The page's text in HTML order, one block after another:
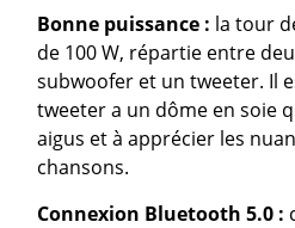
Bonne puissance : la tour
de 100 W, répartie entre
subwoofer et un tweeter. Il
tweeter a un dôme en soie
aigus et à apprécier les
chansons.
Connexion Bluetooth 5.0 :